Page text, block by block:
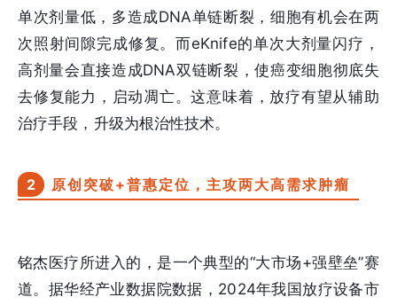
单次剂量低，多造成DNA单链断裂，细胞有机会在两
次照射间隙完成修复。而eKnife的单次大剂量闪疗，
高剂量会直接造成DNA双链断裂，使癌变细胞彻底失
去修复能力，启动凋亡。这意味着，放疗有望从辅助
治疗手段，升级为根治性技术。
2 原创突破+普惠定位，主攻两大高需求肿瘤
铭杰医疗所进入的，是一个典型的“大市场+强壁垒”赛
道。据华经产业数据院数据，2024年我国放疗设备市